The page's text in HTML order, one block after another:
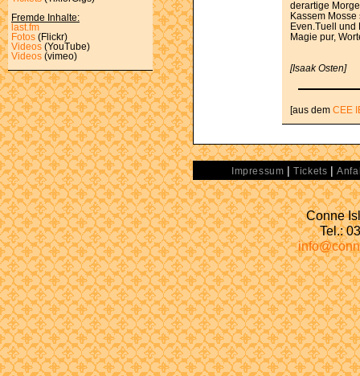
Fremde Inhalte:
last.fm
Fotos (Flickr)
Videos (YouTube)
Videos (vimeo)
derartige
Kassem
Even.Tuell und
Magie pur,
[Isaak Osten]
[aus dem CEE
Impressum | Tickets |
Conne
Tel.: